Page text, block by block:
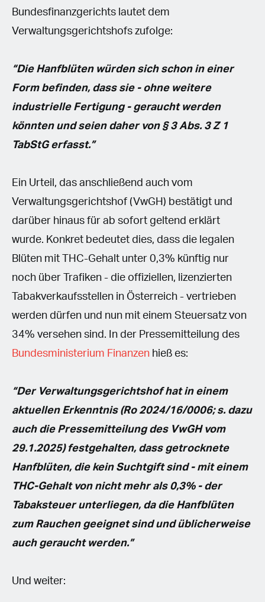
Bundesfinanzgerichts lautet dem
Verwaltungsgerichtshofs zufolge:
“Die Hanfblüten würden sich schon in einer
Form befinden, dass sie - ohne weitere
industrielle Fertigung - geraucht werden
könnten und seien daher von § 3 Abs. 3 Z 1
TabStG erfasst.”
Ein Urteil, das anschließend auch vom
Verwaltungsgerichtshof (VwGH) bestätigt und
darüber hinaus für ab sofort geltend erklärt
wurde. Konkret bedeutet dies, dass die legalen
Blüten mit THC-Gehalt unter 0,3% künftig nur
noch über Trafiken - die offiziellen, lizenzierten
Tabakverkaufsstellen in Österreich - vertrieben
werden dürfen und nun mit einem Steuersatz von
34% versehen sind. In der Pressemitteilung des
Bundesministerium Finanzen hieß es:
“Der Verwaltungsgerichtshof hat in einem
aktuellen Erkenntnis (Ro 2024/16/0006; s. dazu
auch die Pressemitteilung des VwGH vom
29.1.2025) festgehalten, dass getrocknete
Hanfblüten, die kein Suchtgift sind - mit einem
THC-Gehalt von nicht mehr als 0,3% - der
Tabaksteuer unterliegen, da die Hanfblüten
zum Rauchen geeignet sind und üblicherweise
auch geraucht werden.”
Und weiter: